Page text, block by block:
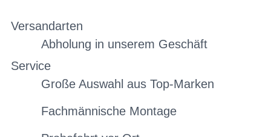
Versandarten
Abholung in unserem Geschäft
Service
Große Auswahl aus Top-Marken
Fachmännische Montage